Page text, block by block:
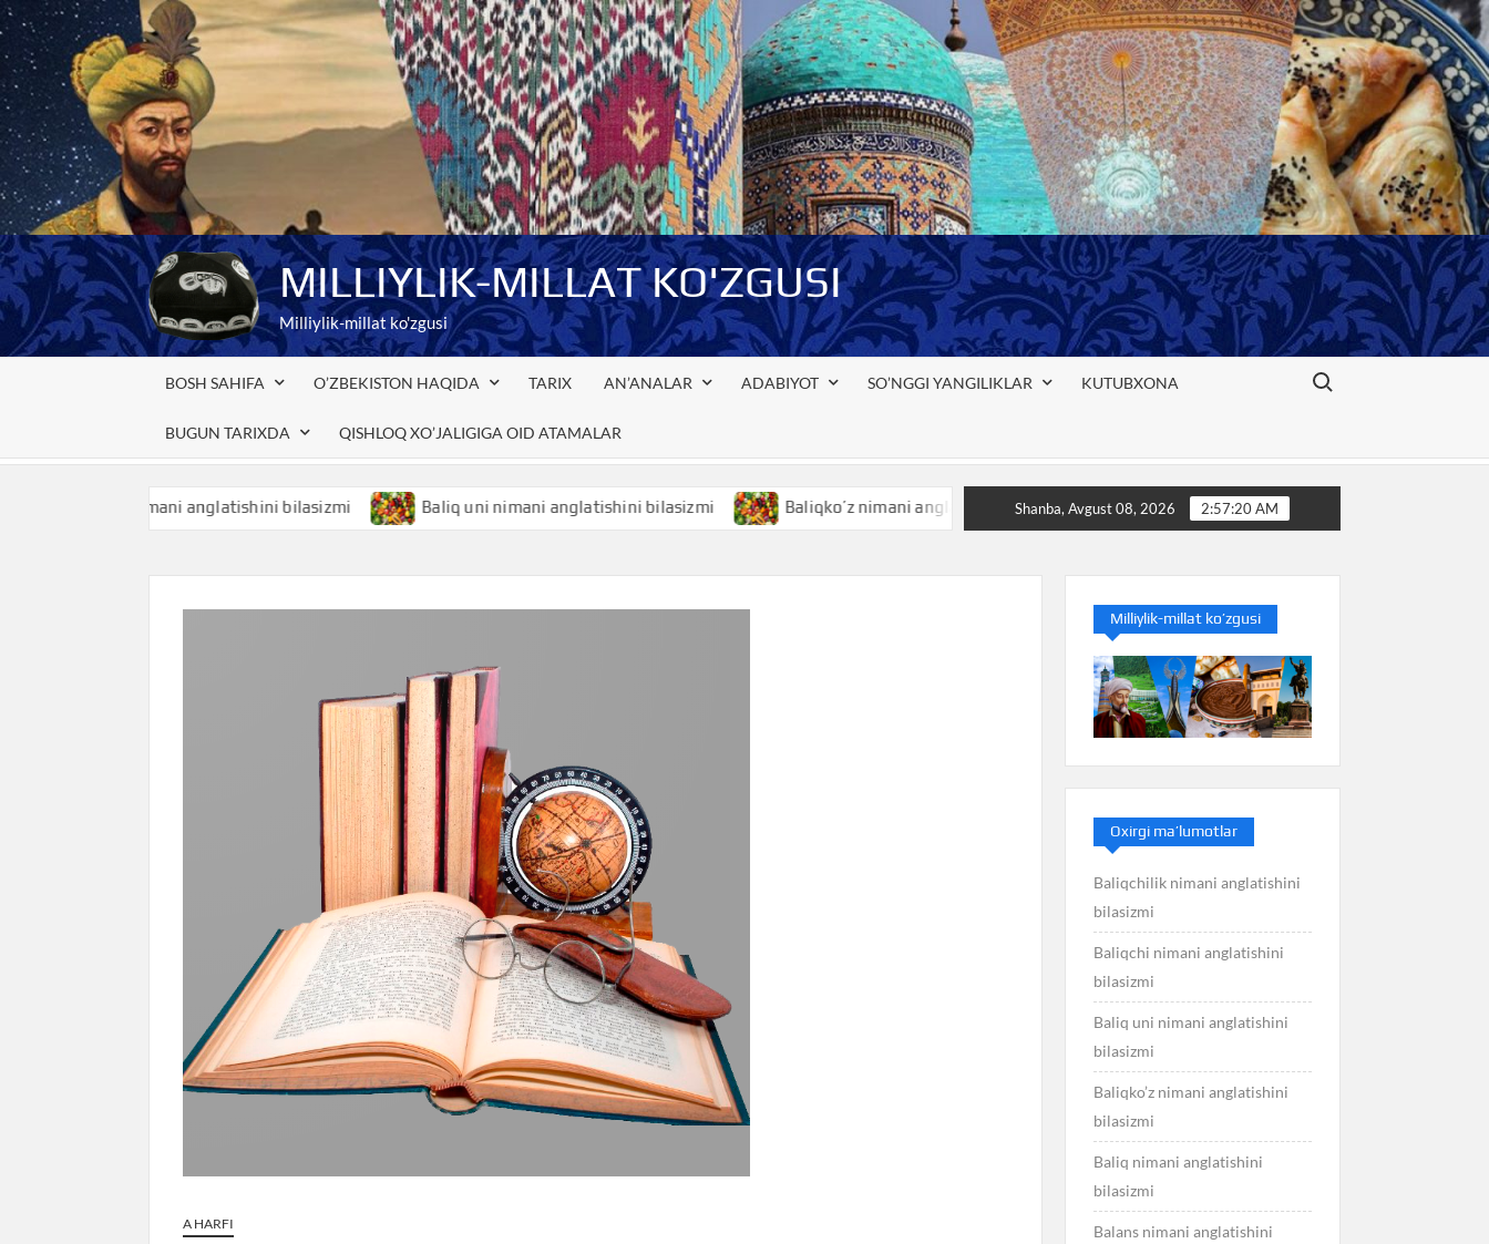
Skip
to
content
MILLIYLIK-MILLAT KO'ZGUSI
Milliylik-millat ko'zgusi
BOSH SAHIFA O’ZBEKISTON HAQIDA TARIX AN’ANALAR ADABIYOT SO’NGGI YANGILIKLAR KUTUBXONA
BUGUN TARIXDA QISHLOQ XO’JALIGIGA OID ATAMALAR
Search for:
Baliqchi nimani anglatishini bilasizmi Baliq uni nimani anglatishini bilasizmi Baliqko’z nimani anglatishini bilasizmi Baliq nimani anglatishini bilasizmi
Shanba, Avgust 08, 2026 2:57:20 AM
A HARFI
Milliylik-millat ko’zgusi
Oxirgi ma’lumotlar
Baliqchilik nimani anglatishini
bilasizmi
Baliqchi nimani anglatishini
bilasizmi
Baliq uni nimani anglatishini
bilasizmi
Baliqko’z nimani anglatishini
bilasizmi
Baliq nimani anglatishini
bilasizmi
Balans nimani anglatishini